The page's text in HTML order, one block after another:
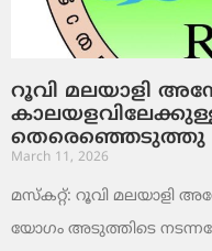
റൂവി മലയാളി
തെരെഞ്ഞെടുത്തു
March 11, 2026
മസ്കറ്റ്: റൂവി മലയാളി
യോഗം അടുത്തിടെ